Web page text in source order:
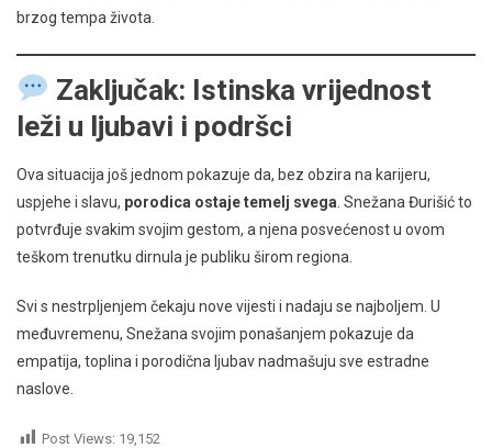
brzog tempa života.
Zaključak: Istinska vrijednost
leži u ljubavi i podršci
Ova situacija još jednom pokazuje da, bez obzira na karijeru,
uspjehe i slavu, porodica ostaje temelj svega . Snežana Đurišić to
potvrđuje svakim svojim gestom, a njena posvećenost u ovom
teškom trenutku dirnula je publiku širom regiona.
Svi s nestrpljenjem čekaju nove vijesti i nadaju se najboljem. U
međuvremenu, Snežana svojim ponašanjem pokazuje da
empatija, toplina i porodična ljubav nadmašuju sve estradne
naslove.
Post Views: 19,152